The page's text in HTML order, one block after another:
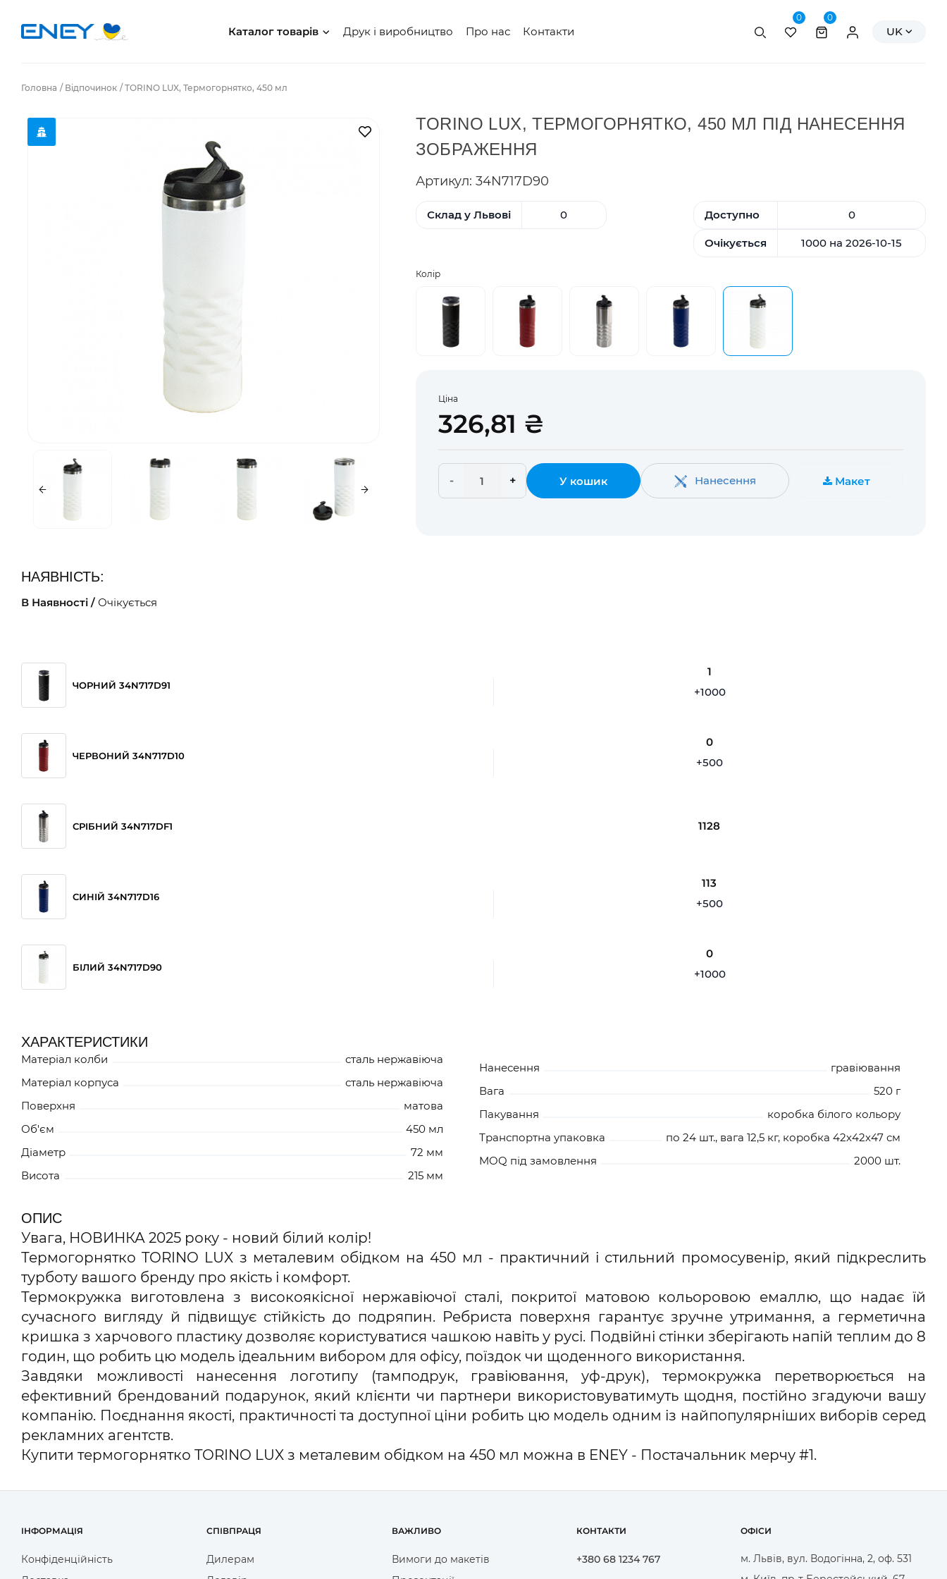
Каталог товарів Друк і виробництво Про нас Контакти Пошук
0 0
Персональні
UK
Головна Відпочинок TORINO LUX, Термогорнятко, 450 мл
В закладкиTORINO LUX, ТЕРМОГОРНЯТКО, 450 МЛ ПІД НАНЕСЕННЯ
ЗОБРАЖЕННЯ
Артикул: 34N717D90
Склад у Львові 0 Доступно 0
Очікується 1000 на 2026-10-15
Колір
Ціна
326,81 ₴
- + У кошик Нанесення Макет
НАЯВНІСТЬ:
В Наявності / Очікується
ЧОРНИЙ 34N717D91
1
+1000
ЧЕРВОНИЙ 34N717D10
0
+500
СРІБНИЙ 34N717DF1 1128
СИНІЙ 34N717D16
113
+500
БІЛИЙ 34N717D90
0
+1000
ХАРАКТЕРИСТИКИ
Матеріал колби
сталь нержавіюча
Матеріал корпуса
сталь нержавіюча
Поверхня
матова
Об'єм
450 мл
Діаметр
72 мм
Висота
215 мм
Нанесення
гравіювання
Вага
520 г
Пакування
коробка білого кольору
Транспортна упаковка
по 24 шт., вага 12,5 кг, коробка 42х42х47 см
MOQ під замовлення
2000 шт.
ОПИС
Увага, НОВИНКА 2025 року - новий білий колір!
Термогорнятко TORINO LUX з металевим обідком на 450 мл - практичний і стильний промосувенір, який підкреслить
турботу вашого бренду про якість і комфорт.
Термокружка виготовлена з високоякісної нержавіючої сталі, покритої матовою кольоровою емаллю, що надає їй
сучасного вигляду й підвищує стійкість до подряпин. Ребриста поверхня гарантує зручне утримання, а герметична
кришка з харчового пластику дозволяє користуватися чашкою навіть у русі. Подвійні стінки зберігають напій теплим до 8
годин, що робить цю модель ідеальним вибором для офісу, поїздок чи щоденного використання.
Завдяки можливості нанесення логотипу (тамподрук, гравіювання, уф-друк), термокружка перетворюється на
ефективний брендований подарунок, який клієнти чи партнери використовуватимуть щодня, постійно згадуючи вашу
компанію. Поєднання якості, практичності та доступної ціни робить цю модель одним із найпопулярніших виборів серед
рекламних агентств.
Купити термогорнятко TORINO LUX з металевим обідком на 450 мл можна в ENEY - Постачальник мерчу #1.
ІНФОРМАЦІЯ
Конфіденційність
СПІВПРАЦЯ
Дилерам
ВАЖЛИВО
Вимоги до макетів
КОНТАКТИ
+380 68 1234 767
ОФІСИ
м. Львів, вул. Водогінна, 2, оф. 531